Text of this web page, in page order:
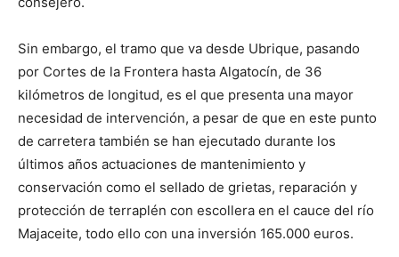
Sin embargo, el tramo que va desde Ubrique, pasando
por Cortes de la Frontera hasta Algatocín, de 36
kilómetros de longitud, es el que presenta una mayor
necesidad de intervención, a pesar de que en este punto
de carretera también se han ejecutado durante los
últimos años actuaciones de mantenimiento y
conservación como el sellado de grietas, reparación y
protección de terraplén con escollera en el cauce del río
Majaceite, todo ello con una inversión 165.000 euros.